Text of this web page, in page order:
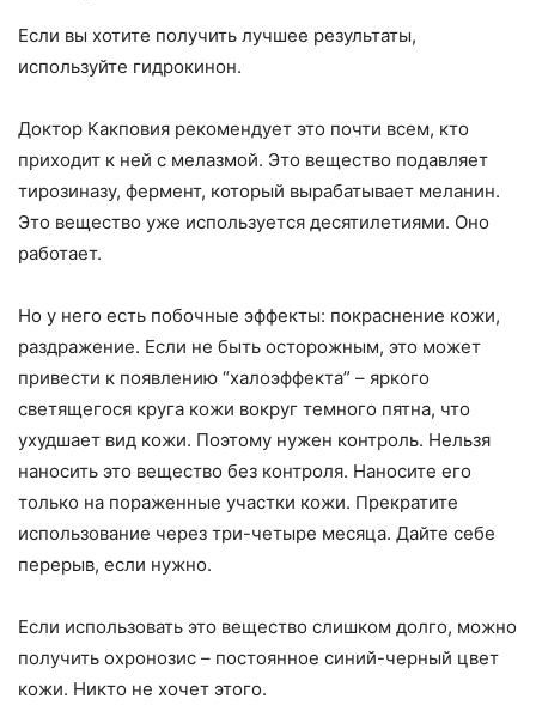
Если вы хотите получить лучшее результаты,
используйте гидрокинон.
Доктор Какповия рекомендует это почти всем, кто
приходит к ней с мелазмой. Это вещество подавляет
тирозиназу, фермент, который вырабатывает меланин.
Это вещество уже используется десятилетиями. Оно
работает.
Но у него есть побочные эффекты: покраснение кожи,
раздражение. Если не быть осторожным, это может
привести к появлению “халоэффекта” – яркого
светящегося круга кожи вокруг темного пятна, что
ухудшает вид кожи. Поэтому нужен контроль. Нельзя
наносить это вещество без контроля. Наносите его
только на пораженные участки кожи. Прекратите
использование через три-четыре месяца. Дайте себе
перерыв, если нужно.
Если использовать это вещество слишком долго, можно
получить охронозис – постоянное синий-черный цвет
кожи. Никто не хочет этого.